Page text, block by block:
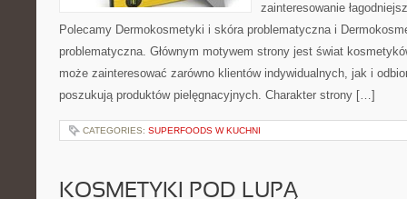
zainteresowanie
Polecamy Dermokosmetyki i skóra problematyczna i
problematyczna. Głównym motywem strony jest świat
może zainteresować zarówno klientów indywidualnych, jak i
poszukują produktów pielęgnacyjnych. Charakter strony […]
CATEGORIES: SUPERFOODS W KUCHNI
KOSMETYKI POD LUPĄ